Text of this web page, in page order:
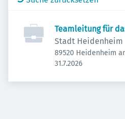
Teamleitung für
Stadt Heidenheim
89520 Heidenheim
Deutschland
Veröffentlicht
31.7.2026